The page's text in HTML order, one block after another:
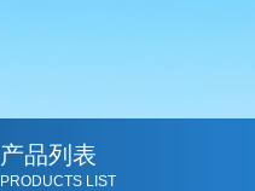
产品列表
PRODUCTS LIST